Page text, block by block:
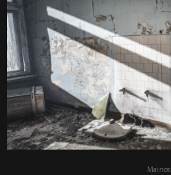
Mainos